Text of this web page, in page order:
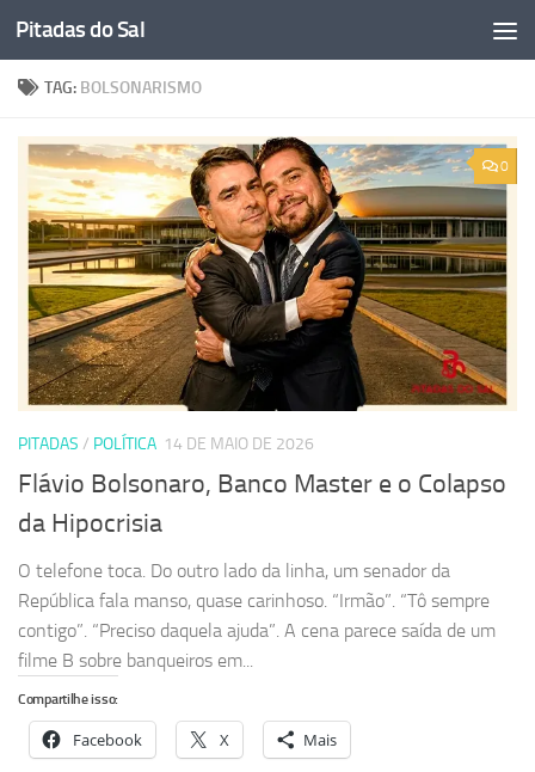
Skip to content
Pitadas do Sal
TAG: BOLSONARISMO
0
PITADAS / POLÍTICA 14 DE MAIO DE 2026
Flávio Bolsonaro, Banco Master e o Colapso
da Hipocrisia
O telefone toca. Do outro lado da linha, um senador da
República fala manso, quase carinhoso. “Irmão”. “Tô sempre
contigo”. “Preciso daquela ajuda”. A cena parece saída de um
filme B sobre banqueiros em...
Compartilhe isso:
Facebook X Mais